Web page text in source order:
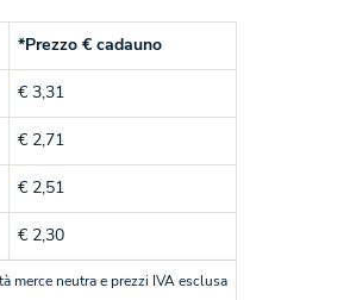
*Prezzo € cadauno
€ 3,31
€ 2,71
€ 2,51
€ 2,30
merce neutra e prezzi IVA esclusa